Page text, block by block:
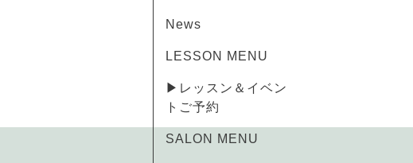
News
LESSON MENU
▶レッスン＆イベン
トご予約
SALON MENU